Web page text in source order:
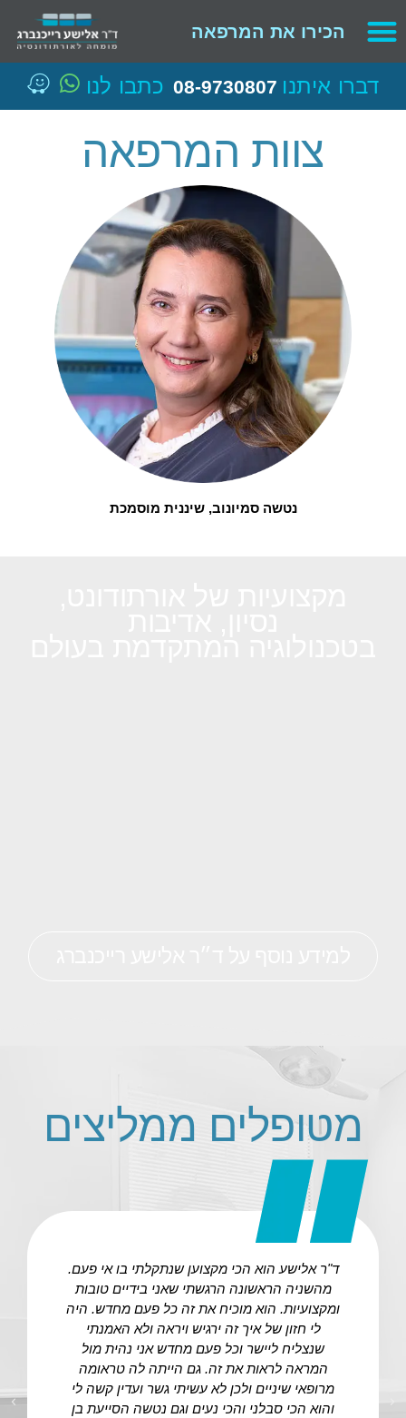
הכירו את המרפאה
דברו איתנו 08-9730807 כתבו לנו
צוות המרפאה
נטשה סמיונוב, שיננית מוסמכת
מטופלים ממליצים
ד"ר אלישע הוא הכי מקצוען שנתקלתי בו אי פעם.
מהשניה הראשונה הרגשתי שאני בידיים טובות
ומקצועיות. הוא מוכיח את זה כל פעם מחדש. היה
לי חזון של איך זה ירגיש ויראה ולא האמנתי
שנצליח ליישר וכל פעם מחדש אני נהית מול
המראה לראות את זה. גם הייתה לה טראומה
מרופאי שיניים ולכן לא עשיתי גשר ועדין קשה לי
והוא הכי סבלני והכי נעים וגם נטשה הסייעת בן